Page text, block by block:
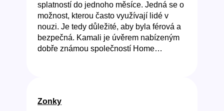
splatností do jednoho měsíce. Jedná se o
možnost, kterou často využívají lidé v
nouzi. Je tedy důležité, aby byla férová a
bezpečná. Kamali je úvěrem nabízeným
dobře známou společností Home…
Zonky